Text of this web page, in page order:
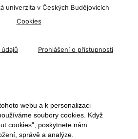
univerzita v Českých Budějovicích
Cookies
Prohlášení o přístupnosti
webu a k personalizaci
soubory cookies. Když
cookies", poskytnete nám
správě a analýze.